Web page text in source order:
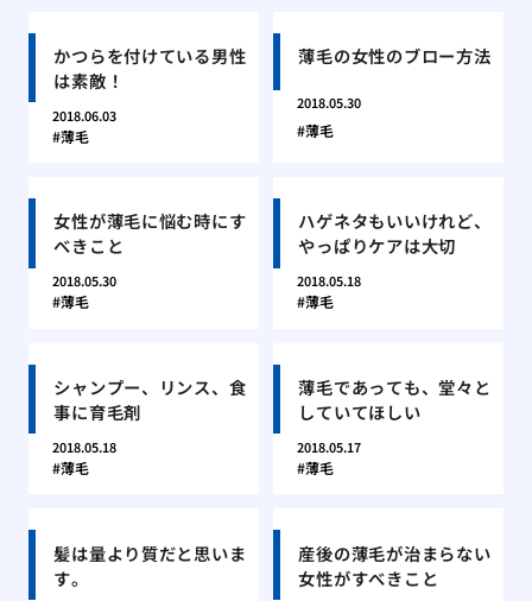
かつらを付けている男性
は素敵！
2018.06.03
薄毛
薄毛の女性のブロー方法
2018.05.30
薄毛
女性が薄毛に悩む時にす
べきこと
2018.05.30
薄毛
ハゲネタもいいけれど、
やっぱりケアは大切
2018.05.18
薄毛
シャンプー、リンス、食
事に育毛剤
2018.05.18
薄毛
薄毛であっても、堂々と
していてほしい
2018.05.17
薄毛
髪は量より質だと思いま
す。
産後の薄毛が治まらない
女性がすべきこと